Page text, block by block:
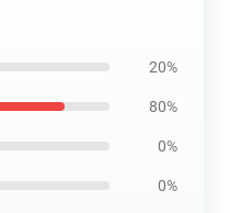
20%
80%
0%
0%